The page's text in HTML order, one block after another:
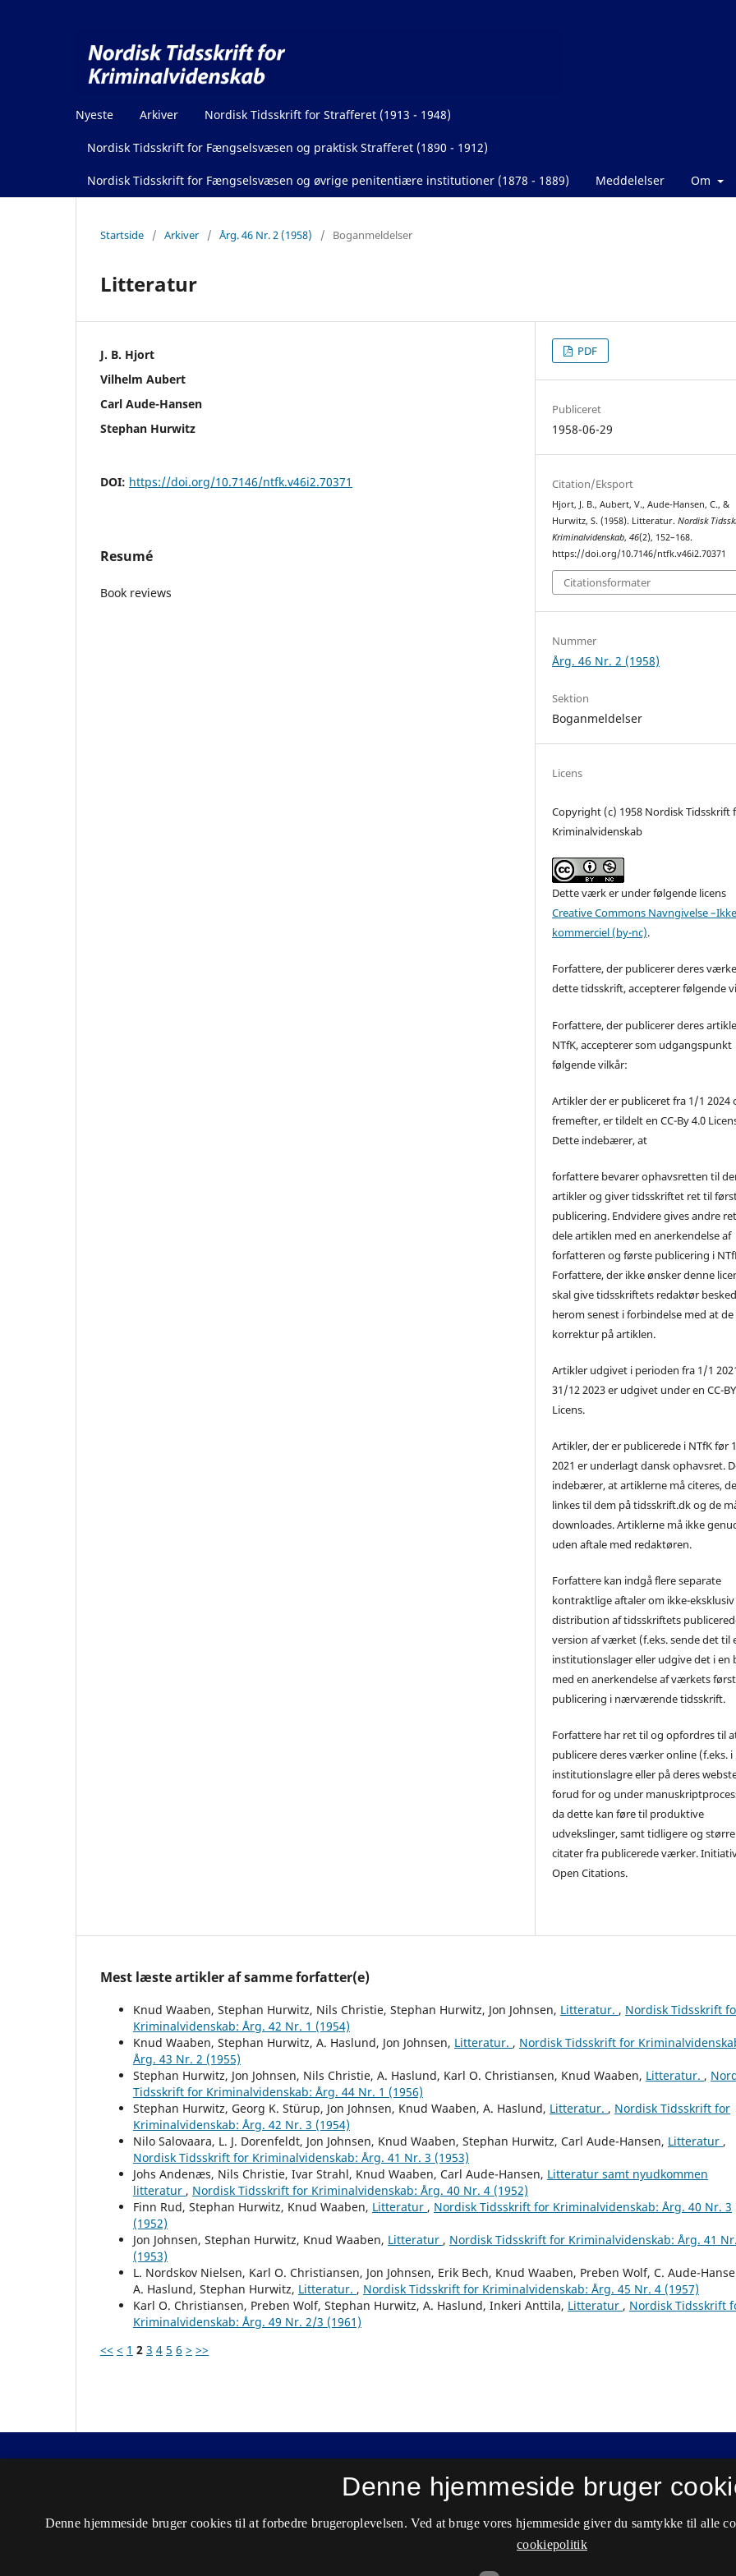
Nyeste Arkiver Nordisk Tidsskrift for Strafferet (1913 - 1948)
Nordisk Tidsskrift for Fængselsvæsen og praktisk Strafferet (1890 - 1912)
Nordisk Tidsskrift for Fængselsvæsen og øvrige penitentiære institutioner (1878 - 1889) Meddelelser Om
Startside / Arkiver / Årg. 46 Nr. 2 (1958) / Boganmeldelser
Litteratur
J. B. Hjort
Vilhelm Aubert
Carl Aude-Hansen
Stephan Hurwitz
DOI: https://doi.org/10.7146/ntfk.v46i2.70371
Resumé
Book reviews
PDF
Publiceret
1958-06-29
Citation/Eksport
Hjort, J. B., Aubert, V., Aude-Hansen, C., &
Hurwitz, S. (1958). Litteratur.Nordisk
Kriminalvidenskab,46(2), 152–168.
https://doi.org/10.7146/ntfk.v46i2.70371
Citationsformater
Nummer
Årg. 46 Nr. 2 (1958)
Sektion
Boganmeldelser
Licens
Copyright (c) 1958 Nordisk Tidsskrift
Kriminalvidenskab
Dette værk er under følgende licens
Creative Commons Navngivelse
kommerciel (by-nc).
Forfattere, der publicerer deres
dette tidsskrift, accepterer følgende
Forfattere, der publicerer deres
NTfK, accepterer som udgangspunkt
følgende vilkår:
Artikler der er publiceret fra 1/1 2024
fremefter, er tildelt en CC-By 4.0
Dette indebærer, at
forfattere bevarer ophavsretten til
artikler og giver tidsskriftet ret til
publicering. Endvidere gives andre
dele artiklen med en anerkendelse af
forfatteren og første publicering i
Forfattere, der ikke ønsker denne
skal give tidsskriftets redaktør besked
herom senest i forbindelse med at
korrektur på artiklen.
Artikler udgivet i perioden fra 1/1
31/12 2023 er udgivet under en CC-
Licens.
Artikler, der er publicerede i NTfK før
2021 er underlagt dansk ophavsret.
indebærer, at artiklerne må citeres,
linkes til dem på tidsskrift.dk og de
downloades. Artiklerne må ikke
uden aftale med redaktøren.
Forfattere kan indgå flere separate
kontraktlige aftaler om ikke-eksklusiv
distribution af tidsskriftets
version af værket (f.eks. sende det til
institutionslager eller udgive det i en
med en anerkendelse af værkets
publicering i nærværende tidsskrift.
Forfattere har ret til og opfordres til
publicere deres værker online (f.eks. i
institutionslagre eller på deres
forud for og under
da dette kan føre til produktive
udvekslinger, samt tidligere og større
citater fra publicerede værker.
Open Citations.
Mest læste artikler af samme forfatter(e)
Knud Waaben, Stephan Hurwitz, Nils Christie, Stephan Hurwitz, Jon Johnsen, Litteratur. , Nordisk Tidsskrift
Kriminalvidenskab: Årg. 42 Nr. 1 (1954)
Knud Waaben, Stephan Hurwitz, A. Haslund, Jon Johnsen, Litteratur. , Nordisk Tidsskrift for
Årg. 43 Nr. 2 (1955)
Stephan Hurwitz, Jon Johnsen, Nils Christie, A. Haslund, Karl O. Christiansen, Knud Waaben, Litteratur. ,
Tidsskrift for Kriminalvidenskab: Årg. 44 Nr. 1 (1956)
Stephan Hurwitz, Georg K. Stürup, Jon Johnsen, Knud Waaben, A. Haslund, Litteratur. , Nordisk Tidsskrift for
Kriminalvidenskab: Årg. 42 Nr. 3 (1954)
Nilo Salovaara, L. J. Dorenfeldt, Jon Johnsen, Knud Waaben, Stephan Hurwitz, Carl Aude-Hansen, Litteratur ,
Nordisk Tidsskrift for Kriminalvidenskab: Årg. 41 Nr. 3 (1953)
Johs Andenæs, Nils Christie, Ivar Strahl, Knud Waaben, Carl Aude-Hansen, Litteratur samt nyudkommen
litteratur , Nordisk Tidsskrift for Kriminalvidenskab: Årg. 40 Nr. 4 (1952)
Finn Rud, Stephan Hurwitz, Knud Waaben, Litteratur , Nordisk Tidsskrift for Kriminalvidenskab: Årg. 40 Nr. 3
(1952)
Jon Johnsen, Stephan Hurwitz, Knud Waaben, Litteratur , Nordisk Tidsskrift for Kriminalvidenskab: Årg. 41
(1953)
L. Nordskov Nielsen, Karl O. Christiansen, Jon Johnsen, Erik Bech, Knud Waaben, Preben Wolf, C. Aude-
A. Haslund, Stephan Hurwitz, Litteratur. , Nordisk Tidsskrift for Kriminalvidenskab: Årg. 45 Nr. 4 (1957)
Karl O. Christiansen, Preben Wolf, Stephan Hurwitz, A. Haslund, Inkeri Anttila, Litteratur , Nordisk Tidsskrift
Kriminalvidenskab: Årg. 49 Nr. 2/3 (1961)
<< < 1 2 3 4 5 6 > >>
Nordisk Tidsskrift for Kriminalvidenskab
ISSN 2446-3051 (Online)
Denne hjemmeside bruger
Denne hjemmeside bruger cookies til at forbedre brugeroplevelsen. Ved at bruge vores hjemmeside giver du samtykke til alle
cookiepolitik